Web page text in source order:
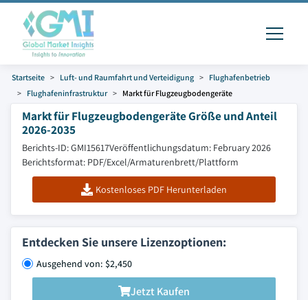
Startseite Luft- und Raumfahrt und Verteidigung
Flughafenbetrieb
Flughafeninfrastruktur
Markt für Flugzeugbodengeräte
Markt für Flugzeugbodengeräte Größe und Anteil
2026-2035
Berichts-ID: GMI15617Veröffentlichungsdatum: February 2026
Berichtsformat: PDF/Excel/Armaturenbrett/Plattform
Kostenloses PDF Herunterladen
Entdecken Sie unsere Lizenzoptionen:
Ausgehend von: $2,450
Jetzt Kaufen